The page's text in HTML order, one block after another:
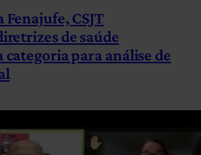
Fenajufe, CSJT
de saúde
categoria para análise de